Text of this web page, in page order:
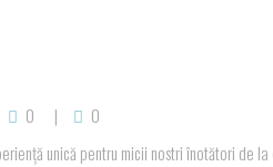
0
0
unică pentru micii nostri înotători de